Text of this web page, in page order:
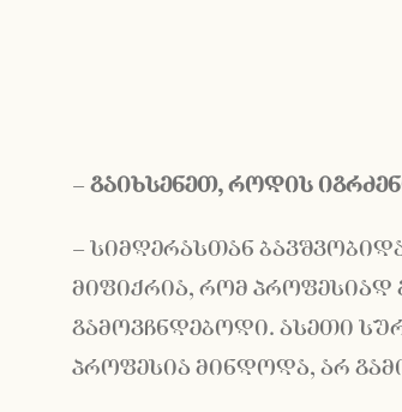
– გაიხსენეთ,როდის
– სიმღერასთან
მიფიქრია, რომ პროფესიად
გამოვჩნდებოდი. ასეთი
პროფესია მინდოდა, არ